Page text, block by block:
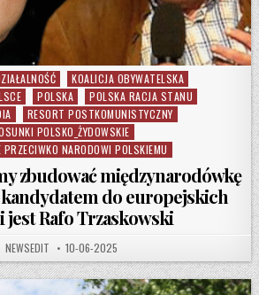
KOALICJA OBYWATELSKA
POLSKA
POLSKA RACJA STANU
RESORT POSTKOMUNISTYCZNY
POLSKO_ŻYDOWSKIE
PRZECIWKO NARODOWI POLSKIEMU
zbudować międzynarodówkę
do europejskich
Rafo Trzaskowski
AUTHOR:
NEWSEDIT PUBLISHED DATE:
10-06-2025